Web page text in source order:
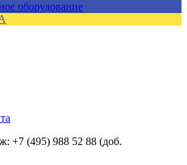
оборудование
+7 (495) 988 52 88 (доб.